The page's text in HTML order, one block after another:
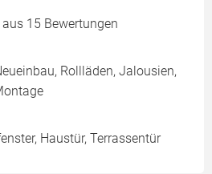
aus 15 Bewertungen
Rollläden, Jalousien,
Haustür, Terrassentür